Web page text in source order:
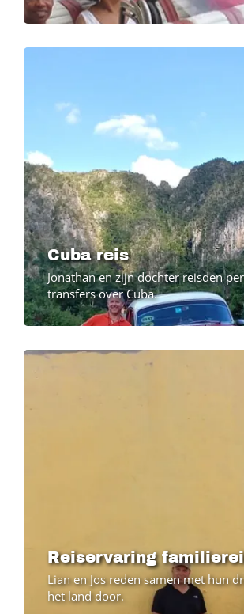
Image
Cuba reis
Jonathan en zijn dochter reisden
transfers over Cuba.
Image
Reiservaring
Lian en Jos reden samen met hun
het land door.